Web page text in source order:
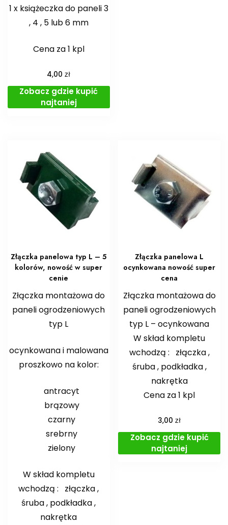
1 x książeczka do paneli 3
, 4 , 5 lub 6 mm
Cena za 1 kpl
4,00zł
Zobacz gdzie kupić
najtaniej
Złączka panelowa typ L – 5
kolorów, nowość w super
cenie
Złączka montażowa do
paneli ogrodzeniowych
typ L
ocynkowana i malowana
proszkowo na kolor:
antracyt
brązowy
czarny
srebrny
zielony
W skład kompletu
wchodzą : złączka ,
śruba , podkładka ,
nakrętka
Złączka panelowa L
ocynkowana nowość super
cena
Złączka montażowa do
paneli ogrodzeniowych
typ L – ocynkowana
W skład kompletu
wchodzą : złączka ,
śruba , podkładka ,
nakrętka
Cena za 1 kpl
3,00zł
Zobacz gdzie kupić
najtaniej